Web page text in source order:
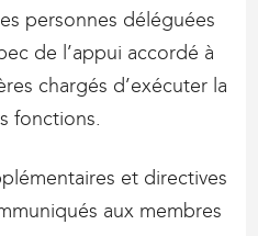
personnes déléguées
de l’appui accordé à
chargés d’exécuter la
fonctions.
et directives
aux membres